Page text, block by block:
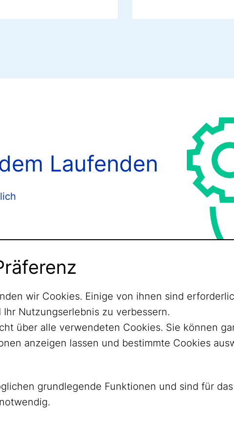
Laufenden
wir Cookies. Einige von ihnen sind
Nutzungserlebnis zu verbessern.
über alle verwendeten Cookies. Sie können
anzeigen lassen und bestimmte Cookies
grundlegende Funktionen und sind für